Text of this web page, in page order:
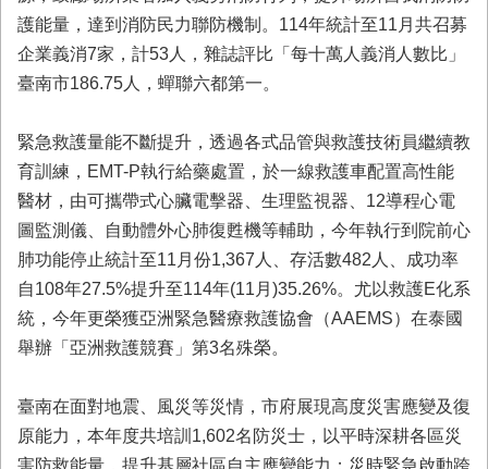
南
政
府
站
English
回
首
頁
臺
南
市
消
防
局
護能量，達到消防民力聯防機制。114年統計至11月共召募
企業義消7家，計53人，雜誌評比「每十萬人義消人數比」
臺南市186.75人，蟬聯六都第一。
緊急救護量能不斷提升，透過各式品管與救護技術員繼續教
育訓練，EMT-P執行給藥處置，於一線救護車配置高性能
醫材，由可攜帶式心臟電擊器、生理監視器、12導程心電
圖監測儀、自動體外心肺復甦機等輔助，今年執行到院前心
肺功能停止統計至11月份1,367人、存活數482人、成功率
自108年27.5%提升至114年(11月)35.26%。尤以救護E化系
統，今年更榮獲亞洲緊急醫療救護協會（AAEMS）在泰國
舉辦「亞洲救護競賽」第3名殊榮。
臺南在面對地震、風災等災情，市府展現高度災害應變及復
原能力，本年度共培訓1,602名防災士，以平時深耕各區災
害防救能量，提升基層社區自主應變能力；災時緊急啟動跨